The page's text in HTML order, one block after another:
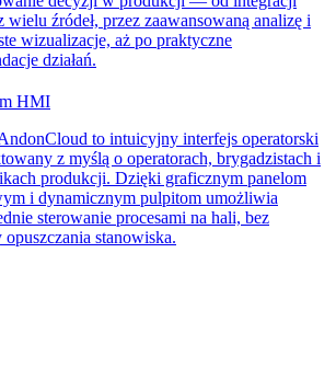
wielu źródeł, przez zaawansowaną analizę i
wizualizacje, aż po praktyczne
działań.
HMI
to intuicyjny interfejs operatorski
z myślą o operatorach, brygadzistach i
produkcji. Dzięki graficznym panelom
i dynamicznym pulpitom umożliwia
sterowanie procesami na hali, bez
opuszczania stanowiska.